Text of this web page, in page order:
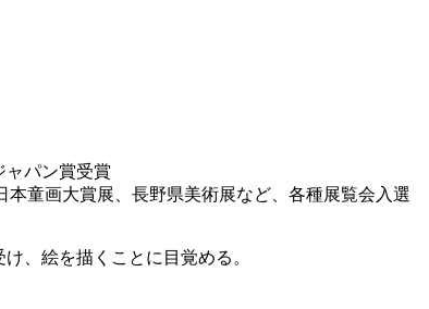
パン賞受賞
童画大賞展、長野県美術展など、各種展覧会入選
、絵を描くことに目覚める。